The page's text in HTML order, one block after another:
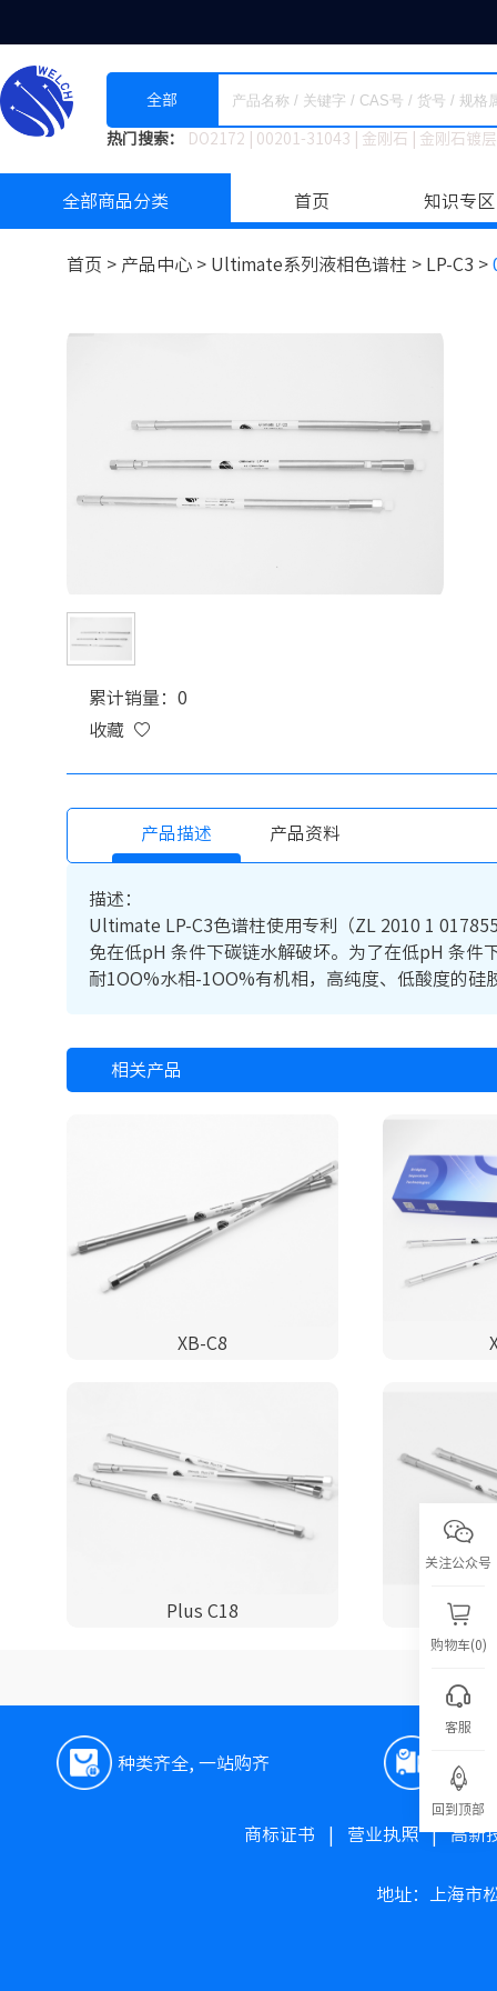
全部
热门搜索： DO2172 00201-31043 金刚石 金刚石镀
全部商品分类 首页 知识专区
首页 > 产品中心 > Ultimate系列液相色谱柱 > LP-C3 >
累计销量：0
收藏
产品描述 产品资料
描述：
Ultimate LP-C3色谱柱使用专利（ZL 2010 1
免在低pH 条件下碳链水解破坏。为了在低pH 条件
耐1OO%水相-1OO%有机相，高纯度、低酸度的
相关产品
XB-C8
Plus C18
种类齐全, 一站购齐 极速
商标证书 营业执照|高新
地址：上海市
关注公众号
购物车(0)
客服
回到顶部